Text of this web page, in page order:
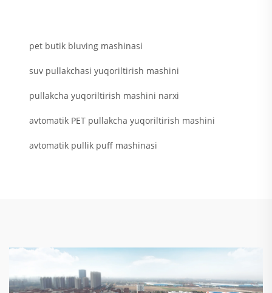
pet butik bluving mashinasi
suv pullakchasi yuqoriltirish mashini
pullakcha yuqoriltirish mashini narxi
avtomatik PET pullakcha yuqoriltirish mashini
avtomatik pullik puff mashinasi